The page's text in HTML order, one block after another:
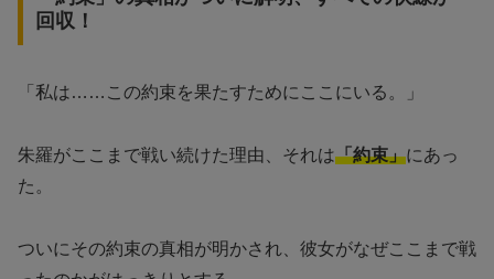
回収！
「私は……この約束を果たすためにここにいる。」
朱羅がここまで戦い続けた理由、それは「約束」にあっ
た。
ついにその約束の真相が明かされ、彼女がなぜここまで戦